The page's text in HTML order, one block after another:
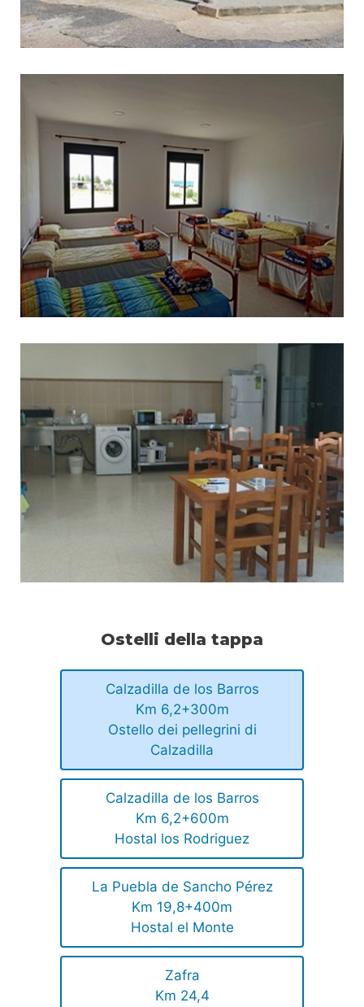
Ostelli della tappa
Calzadilla de los Barros
Km 6,2+300m
Ostello dei pellegrini di
Calzadilla
Calzadilla de los Barros
Km 6,2+600m
Hostal los Rodriguez
La Puebla de Sancho Pérez
Km 19,8+400m
Hostal el Monte
Zafra
Km 24,4